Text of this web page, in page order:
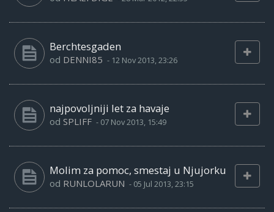
Berchtesgaden
od DENNI85 - 12 Nov 2013, 23:26
najpovoljniji let za havaje
od SPLIFF - 07 Nov 2013, 15:49
Molim za pomoc, smestaj u Njujorku
od RUNLOLARUN - 05 Jul 2013, 23:15